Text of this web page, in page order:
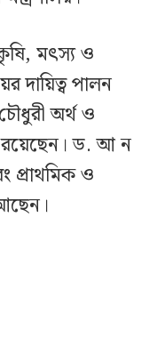
মৎস্য ও
দায়িত্ব পালন
অর্থ ও
রয়েছেন। ড. আ ন
প্রাথমিক ও